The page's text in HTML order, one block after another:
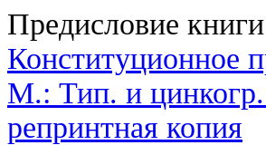
Предисловие
Конституционное
М.: Тип. и
репринтная копия